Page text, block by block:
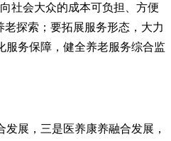
社会大众的成本可负担、方便
探索；要拓展服务形态，大力
服务保障，健全养老服务综合监
展，三是医养康养融合发展，